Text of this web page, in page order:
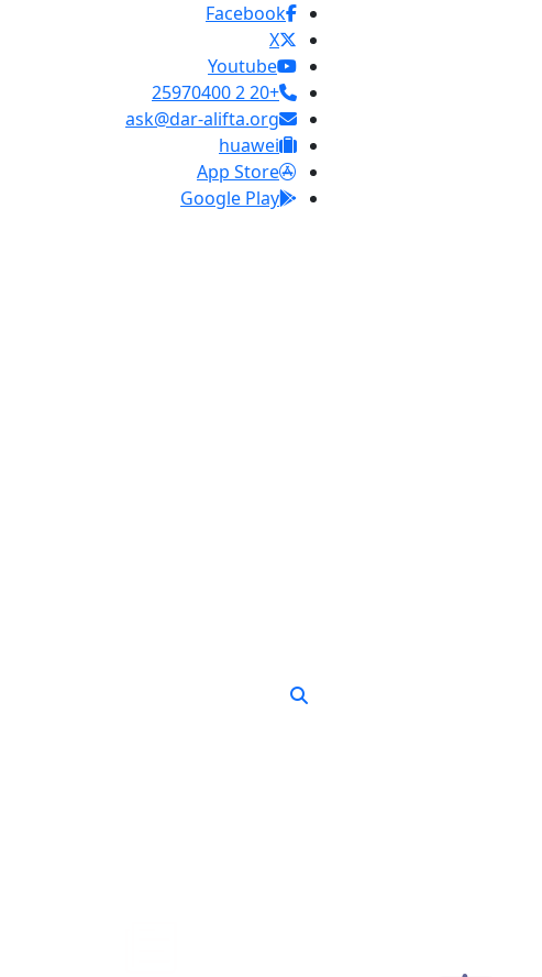
Facebook
X
Youtube
+20 2 25970400
ask@dar-alifta.org
huawei
App Store
Google Play